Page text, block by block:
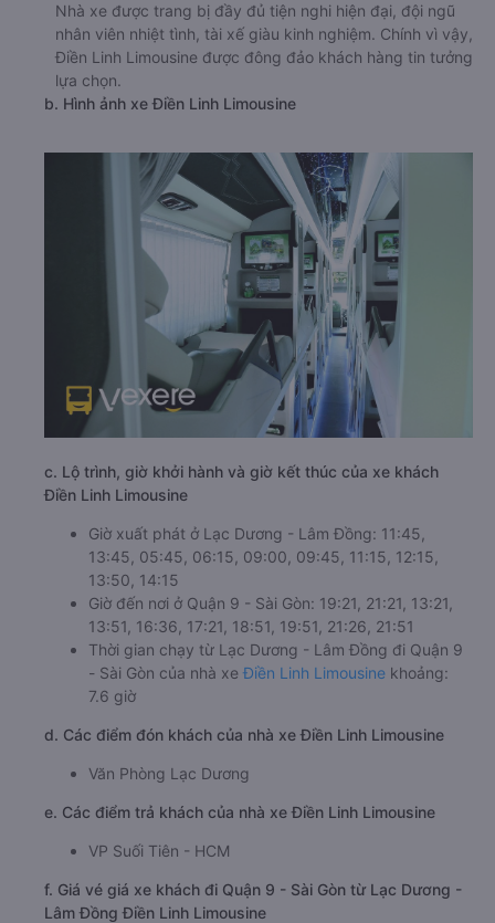
Nhà xe được trang bị đầy đủ tiện nghi hiện đại, đội ngũ
nhân viên nhiệt tình, tài xế giàu kinh nghiệm. Chính vì vậy,
Điền Linh Limousine được đông đảo khách hàng tin tưởng
lựa chọn.
b. Hình ảnh xe Điền Linh Limousine
c. Lộ trình, giờ khởi hành và giờ kết thúc của xe khách
Điền Linh Limousine
Giờ xuất phát ở Lạc Dương - Lâm Đồng: 11:45,
13:45, 05:45, 06:15, 09:00, 09:45, 11:15, 12:15,
13:50, 14:15
Giờ đến nơi ở Quận 9 - Sài Gòn: 19:21, 21:21, 13:21,
13:51, 16:36, 17:21, 18:51, 19:51, 21:26, 21:51
Thời gian chạy từ Lạc Dương - Lâm Đồng đi Quận 9
- Sài Gòn của nhà xe Điền Linh Limousine khoảng:
7.6 giờ
d. Các điểm đón khách của nhà xe Điền Linh Limousine
Văn Phòng Lạc Dương
e. Các điểm trả khách của nhà xe Điền Linh Limousine
VP Suối Tiên - HCM
f. Giá vé giá xe khách đi Quận 9 - Sài Gòn từ Lạc Dương -
Lâm Đồng Điền Linh Limousine